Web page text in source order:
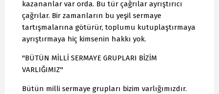
kazananlar var orda. Bu tür çağrılar ayrıştırıcı
çağrılar. Bir zamanların bu yeşil sermaye
tartışmalarına götürür, toplumu kutuplaştırmaya
ayrıştırmaya hiç kimsenin hakkı yok.
"BÜTÜN MİLLİ SERMAYE GRUPLARI BİZİM
VARLIĞIMIZ"
Bütün milli sermaye grupları bizim varlığımızdır.